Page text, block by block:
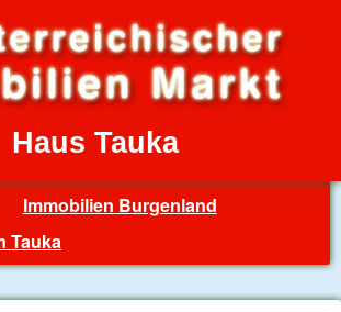
Haus Tauka
Immobilien Burgenland
Tauka